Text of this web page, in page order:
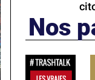
Nos